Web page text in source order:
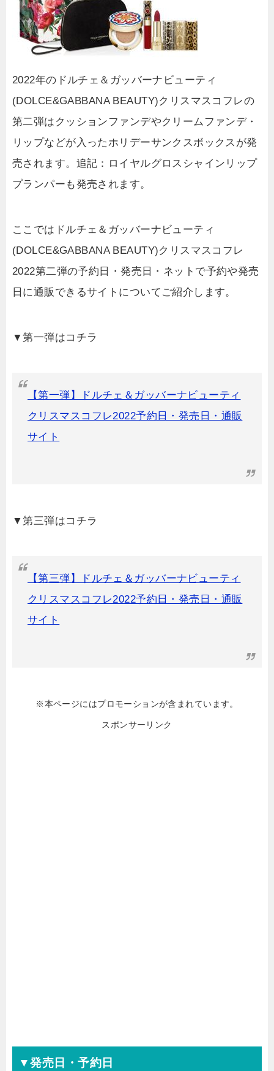
2022年のドルチェ＆ガッバーナビューティ
(DOLCE&GABBANA BEAUTY)クリスマスコフレの
第二弾はクッションファンデやクリームファンデ・
リップなどが入ったホリデーサンクスボックスが発
売されます。追記：ロイヤルグロスシャインリップ
プランパーも発売されます。
ここではドルチェ＆ガッバーナビューティ
(DOLCE&GABBANA BEAUTY)クリスマスコフレ
2022第二弾の予約日・発売日・ネットで予約や発売
日に通販できるサイトについてご紹介します。
▼第一弾はコチラ
【第一弾】ドルチェ＆ガッバーナビューティ
クリスマスコフレ2022予約日・発売日・通販
サイト
▼第三弾はコチラ
【第三弾】ドルチェ＆ガッバーナビューティ
クリスマスコフレ2022予約日・発売日・通販
サイト
※本ページにはプロモーションが含まれています。
スポンサーリンク
▼発売日・予約日